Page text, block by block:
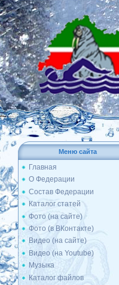
Меню сайта
Главная
О Федерации
Состав Федерации
Каталог статей
Фото (на сайте)
Фото (в ВКонтакте)
Видео (на сайте)
Видео (на Youtube)
Музыка
Каталог файлов